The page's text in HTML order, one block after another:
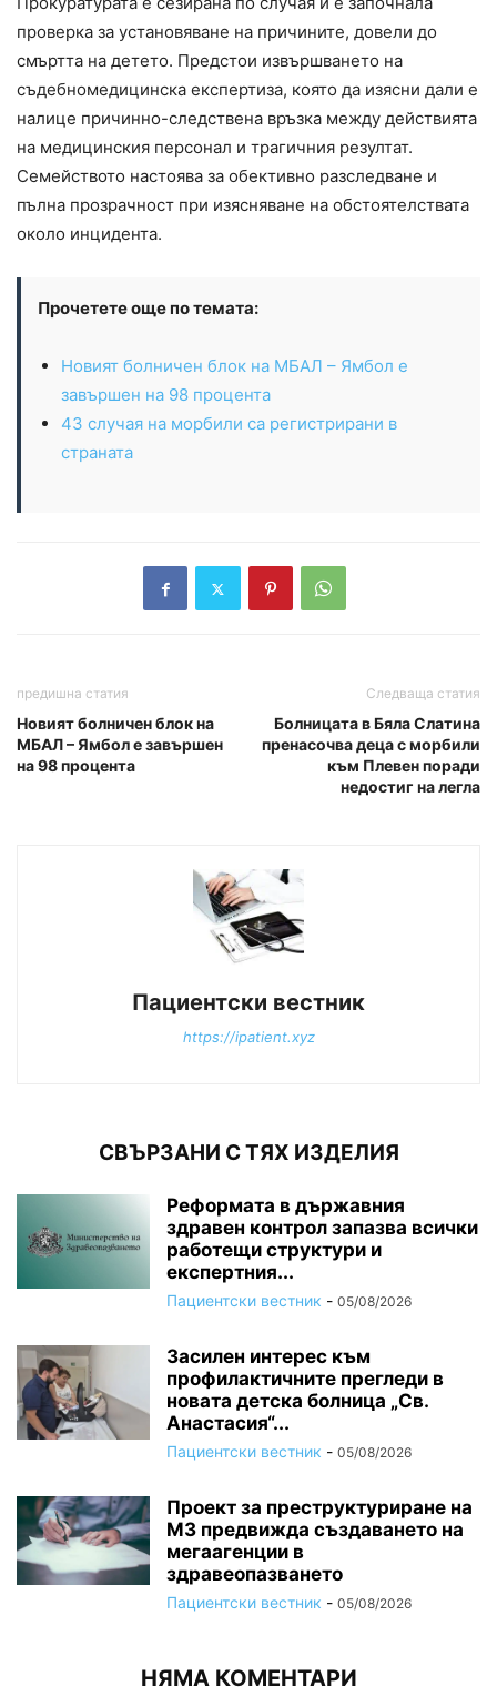
проверка за установяване на причините, довели до
смъртта на детето. Предстои извършването на
съдебномедицинска експертиза, която да изясни дали е
налице причинно-следствена връзка между действията
на медицинския персонал и трагичния резултат.
Семейството настоява за обективно разследване и
пълна прозрачност при изясняване на обстоятелствата
около инцидента.
Прочетете още по темата:
Новият болничен блок на МБАЛ – Ямбол е
завършен на 98 процента
43 случая на морбили са регистрирани в
страната
предишна статия
Новият болничен блок на
МБАЛ – Ямбол е завършен
на 98 процента
Следваща статия
Болницата в Бяла Слатина
пренасочва деца с морбили
към Плевен поради
недостиг на легла
Пациентски вестник
https://ipatient.xyz
СВЪРЗАНИ С ТЯХ ИЗДЕЛИЯ
Реформата в държавния
здравен контрол запазва всички
работещи структури и
експертния...
Пациентски вестник - 05/08/2026
Засилен интерес към
профилактичните прегледи в
новата детска болница „Св.
Анастасия“...
Пациентски вестник - 05/08/2026
Проект за преструктуриране на
МЗ предвижда създаването на
мегаагенции в
здравеопазването
Пациентски вестник - 05/08/2026
НЯМА КОМЕНТАРИ